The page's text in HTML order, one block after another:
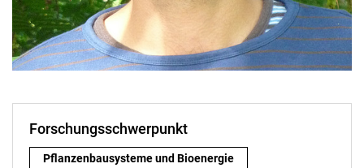
Forschungsschwerpunkt
Forschungsschwerpunkt:
Pflanzenbausysteme und Bioenergie